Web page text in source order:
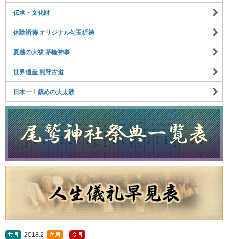
伝承・文化財
体験祈祷 オリジナル勾玉祈祷
夏越の大祓 茅輪神事
世界遺産 熊野古道
日本一！鎮めの大太鼓
2018.2